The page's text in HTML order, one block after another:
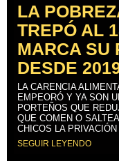
LA
TREPÓ AL
MARCA SU
DESDE
LA CARENCIA
EMPEORÓ Y YA SON
PORTEÑOS QUE
QUE COMEN O
CHICOS LA
SEGUIR LEYENDO